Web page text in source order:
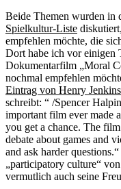
Beide Themen wurden in
Spielkultur-Liste
empfehlen möchte, die
Dort habe ich vor einigen
Dokumentarfilm „Moral
nochmal empfehlen
Eintrag von Henry Jenkins
schreibt: “ /Spencer
important film ever made
you get a chance. The
debate about games and
and ask harder
„participatory culture“
vermutlich auch seine